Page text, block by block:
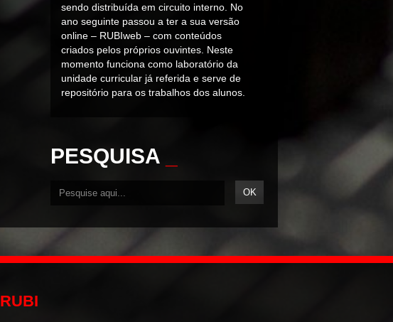
sendo distribuída em circuito interno. No
ano seguinte passou a ter a sua versão
online – RUBIweb – com conteúdos
criados pelos próprios ouvintes. Neste
momento funciona como laboratório da
unidade curricular já referida e serve de
repositório para os trabalhos dos alunos.
PESQUISA
RUBI